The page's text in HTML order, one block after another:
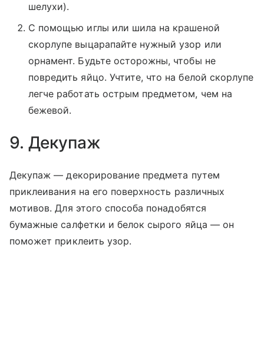
шелухи).
С помощью иглы или шила на крашеной
скорлупе выцарапайте нужный узор или
орнамент. Будьте осторожны, чтобы не
повредить яйцо. Учтите, что на белой скорлупе
легче работать острым предметом, чем на
бежевой.
9. Декупаж
Декупаж — декорирование предмета путем
приклеивания на его поверхность различных
мотивов. Для этого способа понадобятся
бумажные салфетки и белок сырого яйца — он
поможет приклеить узор.